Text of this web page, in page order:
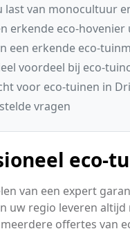
last van monocultuur
erkende eco-
een erkende eco-
voordeel bij eco-
voor eco-tuinen in
vragen
eco-
van een expert
uw regio leveren
offertes van